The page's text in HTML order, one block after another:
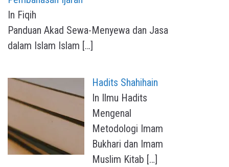
In Fiqih
Panduan Akad Sewa-Menyewa dan Jasa
dalam Islam Islam […]
Hadits Shahihain
In Ilmu Hadits
Mengenal
Metodologi Imam
Bukhari dan Imam
Muslim Kitab […]